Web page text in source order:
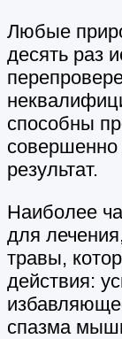
Любые
десять раз
способны
совершенно
результат.
Наиболее
для
травы,
действия:
спазма